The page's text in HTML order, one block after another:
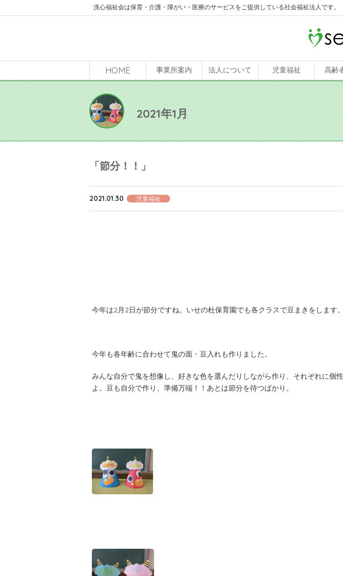
洗心福祉会は保育・介護・障がい・医療のサービスをご提供している社会福祉法人です。
HOME 事業所案内 法人について 児童福祉 高齢
2021年1月
「節分！！」
2021.01.30 児童福祉
今年は2月2日が節分ですね。いせの杜保育園でも各クラスで豆まきをします。
今年も各年齢に合わせて鬼の面・豆入れも作りました。
みんな自分で鬼を想像し、好きな色を選んだりしながら作り、それぞれに個
よ。豆も自分で作り、準備万端！！あとは節分を待つばかり。